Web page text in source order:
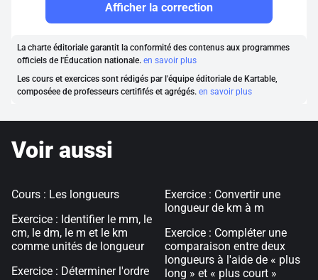
Afficher la correction
La charte éditoriale garantit la conformité des contenus aux programmes
officiels de l'Éducation nationale. en savoir plus
Les cours et exercices sont rédigés par l'équipe éditoriale de Kartable,
composéee de professeurs certififés et agrégés. en savoir plus
Voir aussi
Cours : Les longueurs
Exercice : Identifier le mm, le
cm, le dm, le m et le km
comme unités de longueur
Exercice : Déterminer l'ordre
Exercice : Convertir une
longueur de km à m
Exercice : Compléter une
comparaison entre deux
longueurs à l'aide de « plus
long » et « plus court »